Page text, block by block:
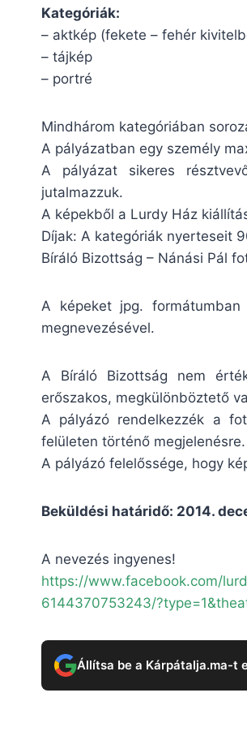
Kategóriák:
– aktkép (fekete – fehér
– tájkép
– portré
Mindhárom kategóriában
A pályázatban egy személy
A pályázat sikeres
jutalmazzuk.
A képekből a Lurdy Ház
Díjak: A kategóriák nyerteseit
Bíráló Bizottság – Nánási Pál
A képeket jpg. formátumban
megnevezésével.
A Bíráló Bizottság nem
erőszakos, megkülönböztető
A pályázó rendelkezzék a
felületen történő megjelenésre.
A pályázó felelőssége, hogy
Beküldési határidő: 2014.
A nevezés ingyenes!
https://www.facebook.com/
6144370753243/
Állítsa be a Kárpátalja.ma-t